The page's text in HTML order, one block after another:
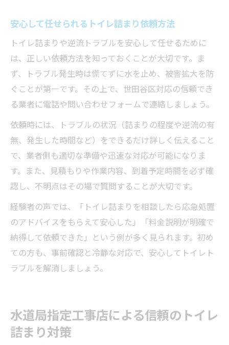
安心して任せられるトイレ詰まり依頼方法
トイレ詰まりや逆流トラブルを安心して任せるために
は、正しい依頼方法を知っておくことが大切です。ま
ず、トラブル発生時は慌てずに水を止め、被害拡大を防
ぐことが第一です。その上で、世田谷区対応の信頼でき
る業者に電話や問い合わせフォームで連絡しましょう。
依頼時には、トラブルの状況（詰まりの程度や逆流の有
無、発生した時間など）をできるだけ詳しく伝えること
で、業者側も適切な準備や迅速な対応が可能になりま
す。また、見積もりや作業内容、到着予定時間を必ず確
認し、不明点はその場で質問することが大切です。
経験者の声では、「トイレ詰まりを相談したら応急処置
のアドバイスをもらえて安心した」「料金説明が明確で
納得して依頼できた」という例が多く見られます。初め
ての方も、事前確認と冷静な対応で、安心してトイレト
ラブルを解消しましょう。
水道局指定工事店による信頼のトイレ
詰まり対策